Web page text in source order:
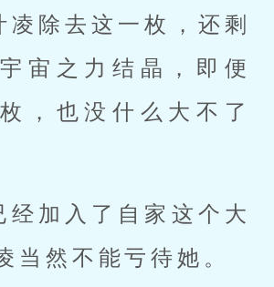
凌除去这一枚，还剩
宙之力结晶，即便
，也没什么大不了
经加入了自家这个大
当然不能亏待她。